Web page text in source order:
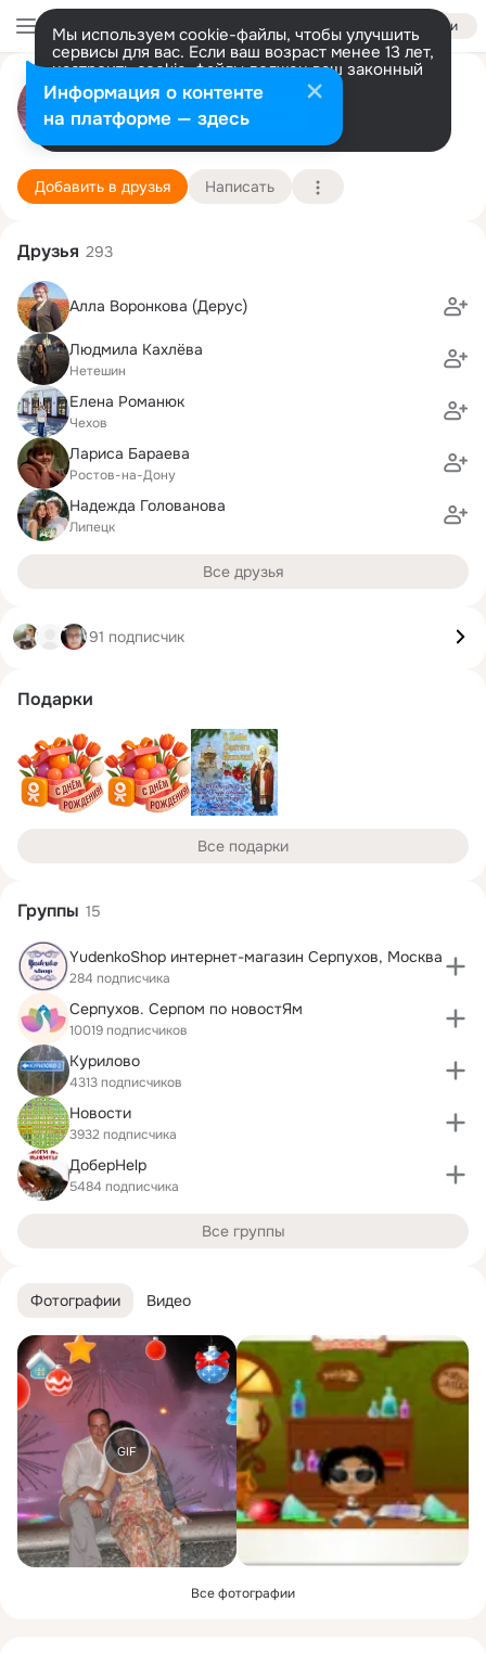
Войти
Мы используем cookie-файлы, чтобы улучшить
сервисы для вас. Если ваш возраст менее 13 лет,
настроить cookie-файлы должен ваш законный
представитель. Больше информации
Разрешить все Настроить
Роза Романюк (Жовнерук)
Московская обл.
Педагогическое училищеПодробнее
Добавить в друзья Написать
Фотографии Видео
GIF
Все фотографии
Друзья 293
Алла Воронкова (Дерус)
Людмила Кахлёва
Нетешин
Елена Романюк
Чехов
Лариса Бараева
Ростов-на-Дону
Надежда Голованова
Липецк
Все друзья
91 подписчик
Подарки
Все подарки
Группы 15
YudenkoShop интернет-магазин Серпухов, Москва
284 подписчика
Серпухов. Серпом по новостЯм
10019 подписчиков
Курилово
4313 подписчиков
Новости
3932 подписчика
ДоберHelp
5484 подписчика
Все группы
Информация о контенте
на платформе — здесь